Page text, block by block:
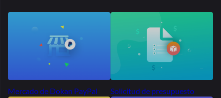
Más de 50.000
mercados
Se extiende
por todo el mundo